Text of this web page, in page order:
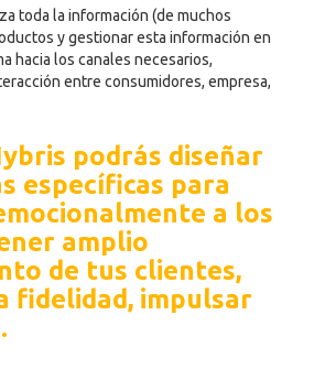
toda la información (de muchos
y gestionar esta información en
hacia los canales necesarios,
entre consumidores, empresa,
podrás diseñar
específicas para
a los
amplio
de tus clientes,
fidelidad, impulsar